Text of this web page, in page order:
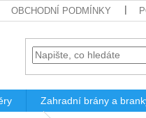
OBCHODNÍ PODMÍNKY
Zahradní brány a